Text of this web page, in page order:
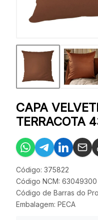
CAPA
TERRACOTA
Código: 375822
Código NCM: 63049300
Código de Barras do
Embalagem: PECA